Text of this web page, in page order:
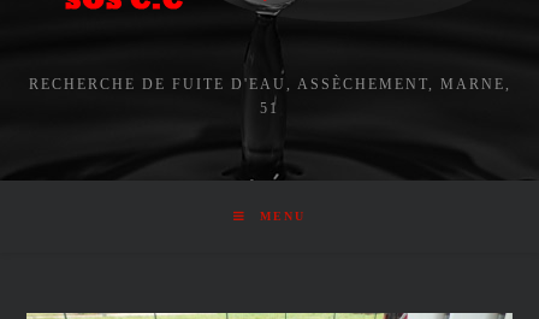
RECHERCHE DE FUITE D'EAU, ASSÈCHEMENT, MARNE,
51
MENU